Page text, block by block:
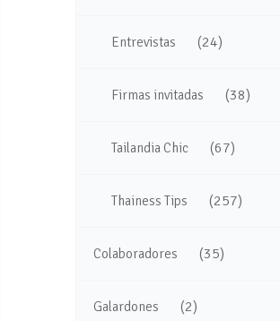
Entrevistas (24)
Firmas invitadas (38)
Tailandia Chic (67)
Thainess Tips (257)
Colaboradores (35)
Galardones (2)